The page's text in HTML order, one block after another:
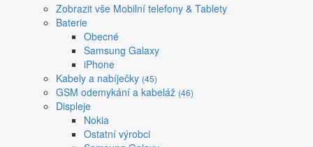
Zobrazit vše Mobilní telefony & Tablety
Baterie
Obecné
Samsung Galaxy
iPhone
Kabely a nabíječky (45)
GSM odemykání a kabeláž (46)
Displeje
Nokia
Ostatní výrobci